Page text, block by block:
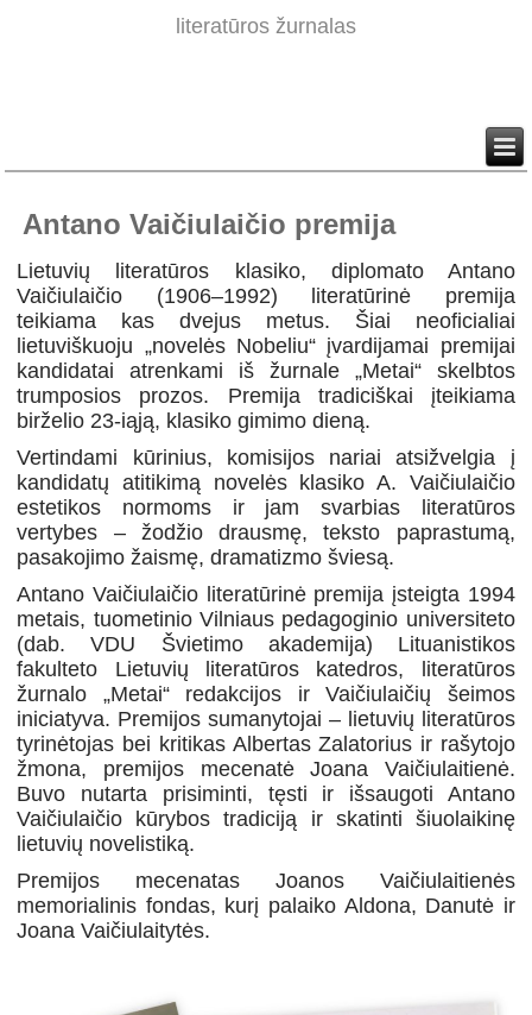
literatūros žurnalas
Antano Vaičiulaičio premija
Lietuvių literatūros klasiko, diplomato Antano
Vaičiulaičio (1906–1992) literatūrinė premija
teikiama kas dvejus metus. Šiai neoficialiai
lietuviškuoju „novelės Nobeliu“ įvardijamai premijai
kandidatai atrenkami iš žurnale „Metai“ skelbtos
trumposios prozos. Premija tradiciškai įteikiama
birželio 23-iąją, klasiko gimimo dieną.
Vertindami kūrinius, komisijos nariai atsižvelgia į
kandidatų atitikimą novelės klasiko A. Vaičiulaičio
estetikos normoms ir jam svarbias literatūros
vertybes – žodžio drausmę, teksto paprastumą,
pasakojimo žaismę, dramatizmo šviesą.
Antano Vaičiulaičio literatūrinė premija įsteigta 1994
metais, tuometinio Vilniaus pedagoginio universiteto
(dab. VDU Švietimo akademija) Lituanistikos
fakulteto Lietuvių literatūros katedros, literatūros
žurnalo „Metai“ redakcijos ir Vaičiulaičių šeimos
iniciatyva. Premijos sumanytojai – lietuvių literatūros
tyrinėtojas bei kritikas Albertas Zalatorius ir rašytojo
žmona, premijos mecenatė Joana Vaičiulaitienė.
Buvo nutarta prisiminti, tęsti ir išsaugoti Antano
Vaičiulaičio kūrybos tradiciją ir skatinti šiuolaikinę
lietuvių novelistiką.
Premijos mecenatas Joanos Vaičiulaitienės
memorialinis fondas, kurį palaiko Aldona, Danutė ir
Joana Vaičiulaitytės.